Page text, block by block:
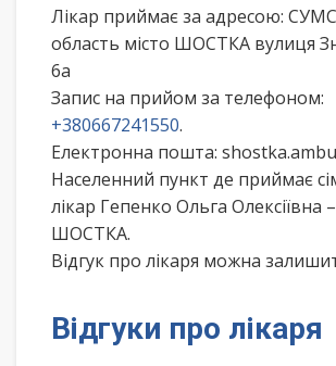
Лікар приймає за адресою:
область місто ШОСТКА вулиця
6а
Запис на прийом за телефоном:
+380667241550.
Електронна пошта:
Населенний пункт де приймає
лікар Гепенко Ольга Олексіївна
ШОСТКА.
Відгук про лікаря можна
Відгуки про лікаря